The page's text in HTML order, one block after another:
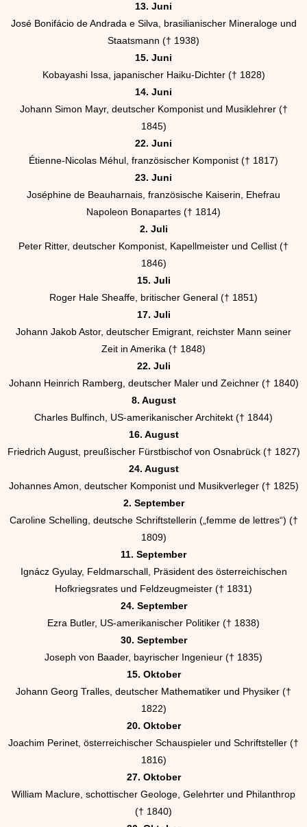
13. Juni
José Bonifácio de Andrada e Silva, brasilianischer Mineraloge und
Staatsmann († 1938)
15. Juni
Kobayashi Issa, japanischer Haiku-Dichter († 1828)
14. Juni
Johann Simon Mayr, deutscher Komponist und Musiklehrer (†
1845)
22. Juni
Étienne-Nicolas Méhul, französischer Komponist († 1817)
23. Juni
Joséphine de Beauharnais, französische Kaiserin, Ehefrau
Napoleon Bonapartes († 1814)
2. Juli
Peter Ritter, deutscher Komponist, Kapellmeister und Cellist (†
1846)
15. Juli
Roger Hale Sheaffe, britischer General († 1851)
17. Juli
Johann Jakob Astor, deutscher Emigrant, reichster Mann seiner
Zeit in Amerika († 1848)
22. Juli
Johann Heinrich Ramberg, deutscher Maler und Zeichner († 1840)
8. August
Charles Bulfinch, US-amerikanischer Architekt († 1844)
16. August
Friedrich August, preußischer Fürstbischof von Osnabrück († 1827)
24. August
Johannes Amon, deutscher Komponist und Musikverleger († 1825)
2. September
Caroline Schelling, deutsche Schriftstellerin („femme de lettres“) (†
1809)
11. September
Ignácz Gyulay, Feldmarschall, Präsident des österreichischen
Hofkriegsrates und Feldzeugmeister († 1831)
24. September
Ezra Butler, US-amerikanischer Politiker († 1838)
30. September
Joseph von Baader, bayrischer Ingenieur († 1835)
15. Oktober
Johann Georg Tralles, deutscher Mathematiker und Physiker (†
1822)
20. Oktober
Joachim Perinet, österreichischer Schauspieler und Schriftsteller (†
1816)
27. Oktober
William Maclure, schottischer Geologe, Gelehrter und Philanthrop
(† 1840)